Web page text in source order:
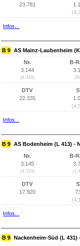
23.781
Infos...
B 9 AS Mainz-Laubenheim
Nr.
3.144
(4.318)
B-
DTV
22.335
Infos...
B 9 AS Bodenheim (L 413) -
Nr.
3.145
(4.319)
B-
DTV
17.920
Infos...
B 9 Nackenheim-Süd (L 431)